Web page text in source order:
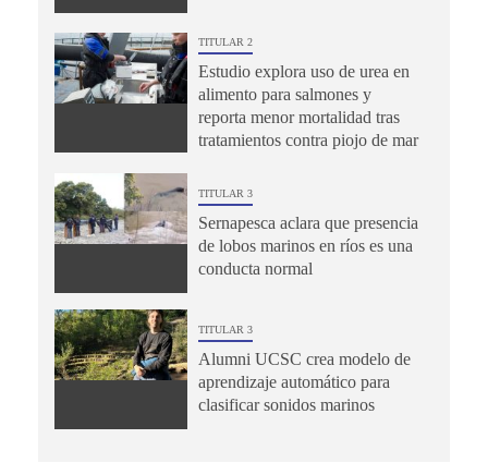
TITULAR 2
Estudio explora uso de urea en
alimento para salmones y
reporta menor mortalidad tras
tratamientos contra piojo de mar
TITULAR 3
Sernapesca aclara que presencia
de lobos marinos en ríos es una
conducta normal
TITULAR 3
Alumni UCSC crea modelo de
aprendizaje automático para
clasificar sonidos marinos